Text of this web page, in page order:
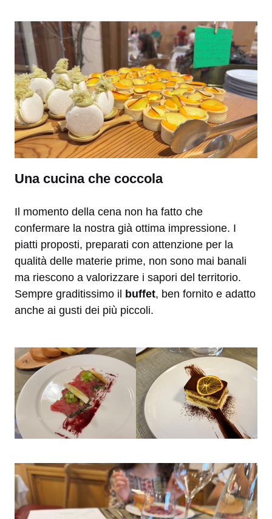
Una cucina che coccola
Il momento della cena non ha fatto che
confermare la nostra già ottima impressione. I
piatti proposti, preparati con attenzione per la
qualità delle materie prime, non sono mai banali
ma riescono a valorizzare i sapori del territorio.
Sempre graditissimo il buffet, ben fornito e adatto
anche ai gusti dei più piccoli.